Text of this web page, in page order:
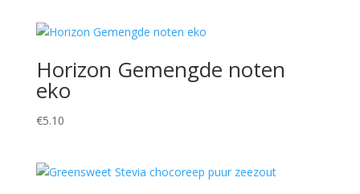
Horizon Gemengde noten
eko
€5.10